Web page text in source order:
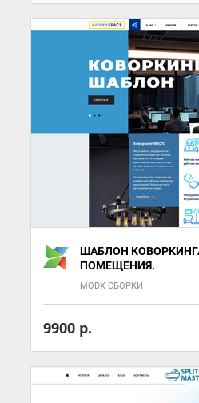
ШАБЛОН
ПОМЕЩЕНИЯ.
MODX СБОРКИ
9900 р.